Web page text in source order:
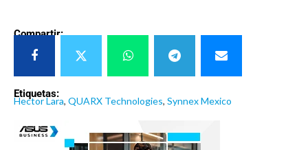
Compartir:
Etiquetas:
Hector Lara, QUARX Technologies, Synnex Mexico